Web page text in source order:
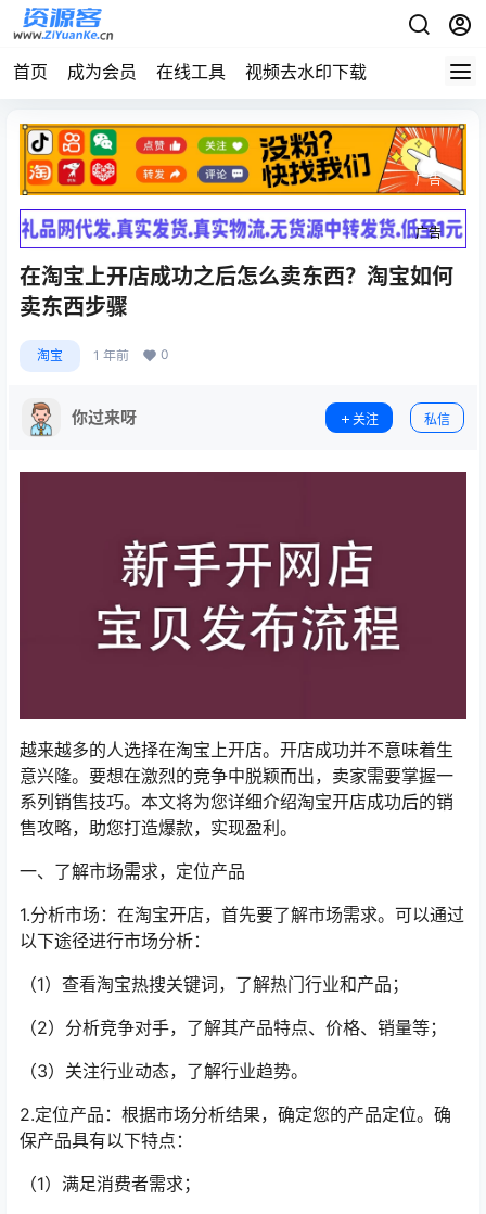
首页 成为会员 在线工具 视频去水印下载
广告
广告
在淘宝上开店成功之后怎么卖东西？淘宝如何
卖东西步骤
淘宝 1 年前 0
你过来呀 关注 私信
越来越多的人选择在淘宝上开店。开店成功并不意味着生
意兴隆。要想在激烈的竞争中脱颖而出，卖家需要掌握一
系列销售技巧。本文将为您详细介绍淘宝开店成功后的销
售攻略，助您打造爆款，实现盈利。
一、了解市场需求，定位产品
1.分析市场：在淘宝开店，首先要了解市场需求。可以通过
以下途径进行市场分析：
（1）查看淘宝热搜关键词，了解热门行业和产品；
（2）分析竞争对手，了解其产品特点、价格、销量等；
（3）关注行业动态，了解行业趋势。
2.定位产品：根据市场分析结果，确定您的产品定位。确
保产品具有以下特点：
（1）满足消费者需求；